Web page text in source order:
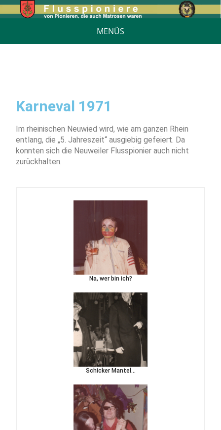
MENÜS
Karneval 1971
Im rheinischen Neuwied wird, wie am ganzen Rhein
entlang, die „5. Jahreszeit“ ausgiebig gefeiert. Da
konnten sich die Neuweiler Flusspionier auch nicht
zurückhalten.
Na, wer bin ich?
Schicker Mantel…